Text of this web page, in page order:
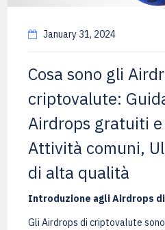
January 31, 2024
Cosa sono gli
criptovalute:
Airdrops gratuiti
Attività comuni,
di alta qualità
Introduzione agli Airdrops
Gli Airdrops di criptovalute